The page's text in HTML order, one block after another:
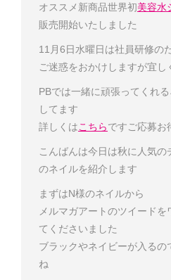
オススメ新商品世界初美容水
販売開始いたしました
11月6日水曜日は社員研修の
ご迷惑をおかけしますが宜し
PBでは一緒に頑張ってくれ
してます
詳しくはこちらです ご応募お
こんばんは今日は秋に人気の
のネイルを紹介します
まずはN様のネイルから
メルマガアートのツイード
てくださいました
ブラックやネイビーが入るの
ね